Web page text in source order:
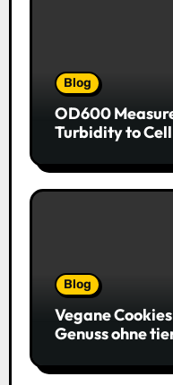
Blog
OD600
Turbidity to
Blog
Vegane
Genuss ohne